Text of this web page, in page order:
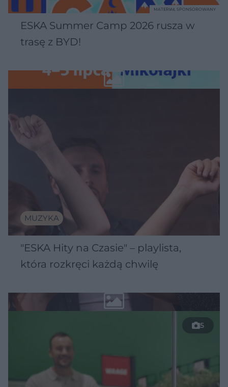
ESKA Summer Camp 2026 rusza w
trasę z BYD!
MATERIAŁ SPONSOROWANY
MUZYKA
"ESKA Hity na Czasie" – playlista,
która rozkręci każdą chwilę
5